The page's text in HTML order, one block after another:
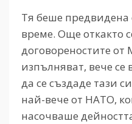
Тя беше
време. Още откакто
договореностите от
изпълняват, вече се
да се създаде тази
най-вече от НАТО,
насочваше